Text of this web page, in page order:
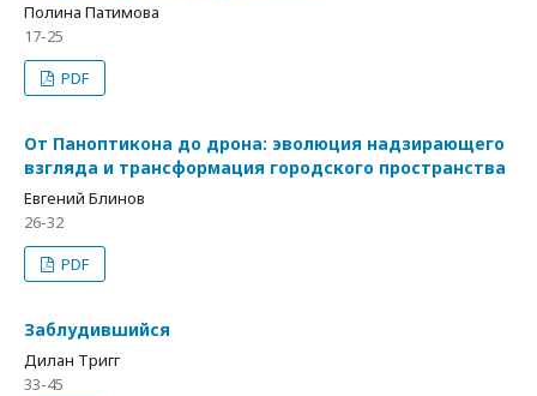
Полина Патимова
17-25
PDF
От Паноптикона до дрона: эволюция надзирающего
взгляда и трансформация городского пространства
Евгений Блинов
26-32
PDF
Заблудившийся
Дилан Тригг
33-45